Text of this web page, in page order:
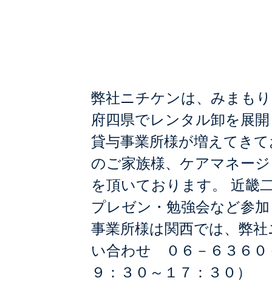
弊社ニチケンは、みまも
府四県でレンタル卸を展
貸与事業所様が増えてき
のご家族様、ケアマネー
を頂いております。 近畿
プレゼン・勉強会など参
事業所様は関西では、弊
い合わせ ０６－６３６
９：３０～１７：３０